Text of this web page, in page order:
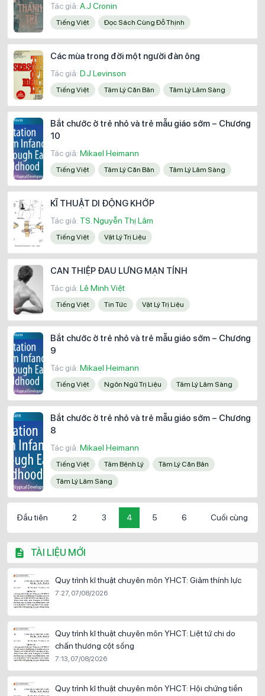
TÀI LIỆU MỚI
Quy trình kĩ thuật chuyên môn YHCT: Giảm thính lực
7:27, 07/08/2026
Quy trình kĩ thuật chuyên môn YHCT: Liệt tứ chi do
chấn thương cột sống
7:13, 07/08/2026
Quy trình kĩ thuật chuyên môn YHCT: Hội chứng tiền
Tác giả: A.J Cronin
Tiếng Việt Đọc Sách Cùng Đỗ Thịnh
Các mùa trong đời một người đàn ông
Tác giả: D.J Levinson
Tiếng Việt Tâm Lý Căn Bản Tâm Lý Lâm Sàng
Bắt chước ở trẻ nhỏ và trẻ mẫu giáo sớm – Chương
10
Tác giả: Mikael Heimann
Tiếng Việt Tâm Lý Căn Bản Tâm Lý Lâm Sàng
KĨ THUẬT DI ĐỘNG KHỚP
Tác giả: TS. Nguyễn Thị Lâm
Tiếng Việt Vật Lý Trị Liệu
CAN THIỆP ĐAU LƯNG MẠN TÍNH
Tác giả: Lê Minh Việt
Tiếng Việt Tin Tức Vật Lý Trị Liệu
Bắt chước ở trẻ nhỏ và trẻ mẫu giáo sớm – Chương
9
Tác giả: Mikael Heimann
Tiếng Việt Ngôn Ngữ Trị Liệu Tâm Lý Lâm Sàng
Bắt chước ở trẻ nhỏ và trẻ mẫu giáo sớm – Chương
8
Tác giả: Mikael Heimann
Tiếng Việt Tâm Bệnh Lý Tâm Lý Căn Bản
Tâm Lý Lâm Sàng
Đầu tiên 2 3 4 5 6 Cuối cùng